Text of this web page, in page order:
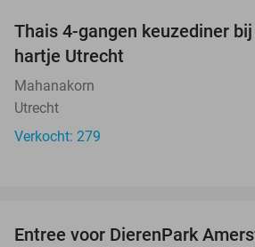
Thais 4-gangen keuzediner
hartje Utrecht
Mahanakorn
Utrecht
Verkocht: 279
Entree voor DierenPark